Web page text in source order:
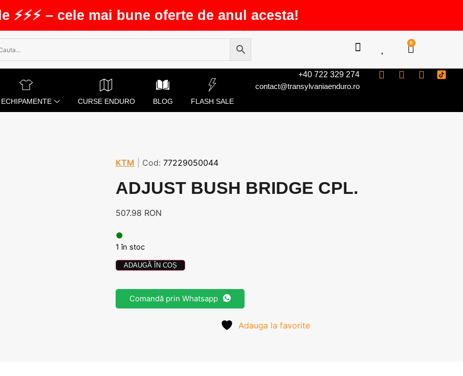
⚡⚡⚡ – cele mai bune oferte de anul acesta!
0
ECHIPAMENTE CURSE ENDURO BLOG FLASH SALE
+40 722 329 274
contact@transylvaniaenduro.ro
KTM Cod: 77229050044
ADJUST BUSH BRIDGE CPL.
507.98 RON
●
1 în stoc
ADAUGĂ ÎN COȘ
Comandă prin Whatsapp
Adauga la favorite